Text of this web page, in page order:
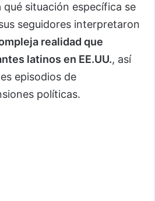
qué situación específica se
seguidores interpretaron
realidad que
latinos en EE.UU., así
episodios de
políticas.